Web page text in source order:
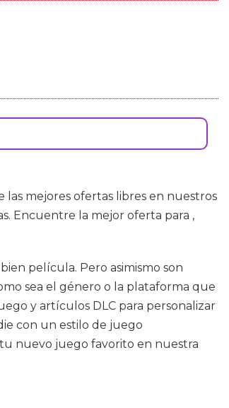
mejores ofertas libres en nuestros
Encuentre la mejor oferta para ,
película. Pero asimismo son
sea el género o la plataforma que
y artículos DLC para personalizar
con un estilo de juego
tu nuevo juego favorito en nuestra